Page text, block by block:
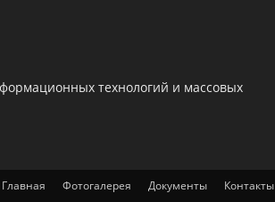
технологий и массовых
Главная Фотогалерея Документы Контакты